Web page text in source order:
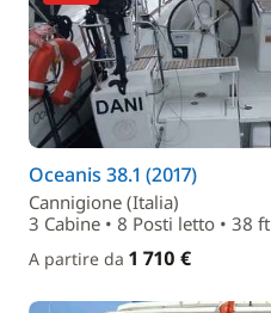
Oceanis 38.1 (2017)
Cannigione (Italia)
3 Cabine • 8 Posti letto • 38 ft
A partire da 1 710 €